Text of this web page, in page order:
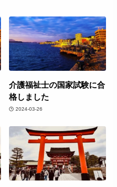
介護福祉士の国家試験に合
格しました
2024-03-26